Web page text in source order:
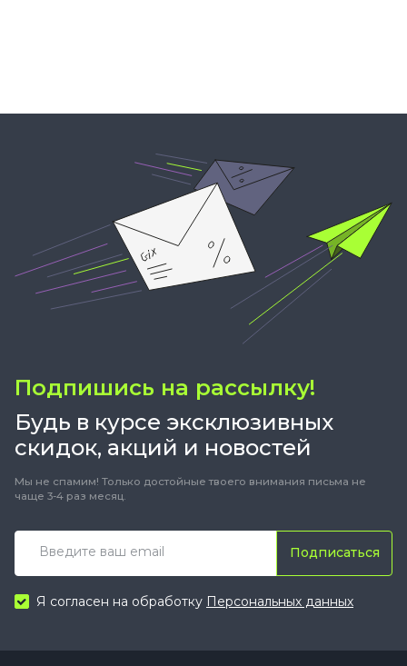
Подпишись на рассылку!
Будь в курсе эксклюзивных
скидок, акций и новостей
Мы не спамим! Только достойные твоего внимания письма не
чаще 3-4 раз месяц.
Подписаться
Я согласен на обработку Персональных данных